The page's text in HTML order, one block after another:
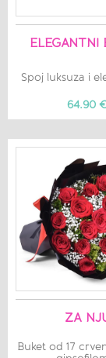
ELEGANTNI
Spoj luksuza i
64.90
ZA
Buket od 17